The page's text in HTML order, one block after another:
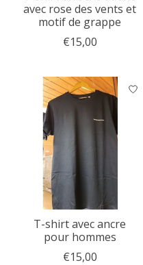
avec rose des vents et
motif de grappe
€15,00
T-shirt avec ancre
pour hommes
€15,00